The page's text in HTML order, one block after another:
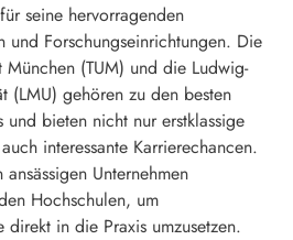
seine hervorragenden
und Forschungseinrichtungen. Die
München (TUM) und die Ludwig-
(LMU) gehören zu den besten
und bieten nicht nur erstklassige
interessante Karrierechancen.
Unternehmen
Hochschulen, um
direkt in die Praxis umzusetzen.